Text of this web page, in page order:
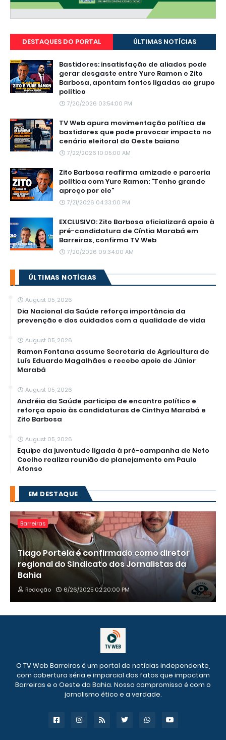
DESTAQUES DO PORTAL ÚLTIMAS NOTÍCIAS
Bastidores: insatisfação de aliados pode
gerar desgaste entre Yure Ramon e Zito
Barbosa, apontam fontes ligadas ao grupo
político
7/20/2026 03:54:00 PM
TV Web apura movimentação política de
bastidores que pode provocar impacto no
cenário eleitoral do Oeste baiano
7/22/2026 10:05:00 AM
Zito Barbosa reafirma amizade e parceria
política com Yure Ramon: "Tenho grande
apreço por ele"
7/21/2026 04:33:00 PM
EXCLUSIVO: Zito Barbosa oficializará apoio à
pré-candidatura de Cíntia Marabá em
Barreiras, confirma TV Web
7/20/2026 09:34:00 AM
ÚLTIMAS NOTÍCIAS
August 05, 2026
Dia Nacional da Saúde reforça importância da
prevenção e dos cuidados com a qualidade de vida
August 05, 2026
Ramon Fontana assume Secretaria de Agricultura de
Luís Eduardo Magalhães e recebe apoio de Júnior
Marabá
August 05, 2026
Andréia da Saúde participa de encontro político e
reforça apoio às candidaturas de Cinthya Marabá e
Zito Barbosa
August 05, 2026
Equipe da juventude ligada à pré-campanha de Neto
Coelho realiza reunião de planejamento em Paulo
Afonso
EM DESTAQUE
Barreiras
Tiago Portela é confirmado como diretor
regional do Sindicato dos Jornalistas da
Bahia
Redação 6/26/2025 02:20:00 PM
O TV Web Barreiras é um portal de notícias independente,
com cobertura séria e imparcial dos fatos que impactam
Barreiras e o Oeste da Bahia. Nosso compromisso é com o
jornalismo ético e a verdade.